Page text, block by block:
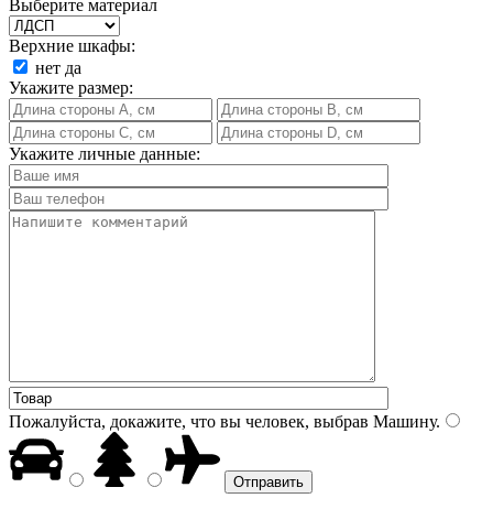
Выберите материал
Верхние шкафы:
нет да
Укажите размер:
Укажите личные данные:
Пожалуйста, докажите, что вы человек, выбрав Машину.